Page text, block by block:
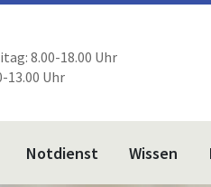
8.00-18.00 Uhr
13.00 Uhr
Notdienst Wissen